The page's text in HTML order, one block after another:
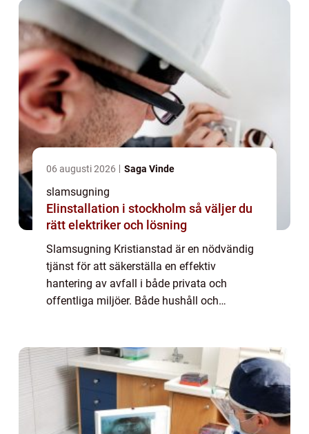
06 augusti 2026 Saga Vinde
slamsugning
Elinstallation i stockholm så väljer du
rätt elektriker och lösning
Slamsugning Kristianstad är en nödvändig
tjänst för att säkerställa en effektiv
hantering av avfall i både privata och
offentliga miljöer. Både hushåll och